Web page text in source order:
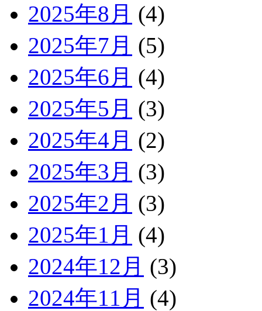
2025年8月 (4)
2025年7月 (5)
2025年6月 (4)
2025年5月 (3)
2025年4月 (2)
2025年3月 (3)
2025年2月 (3)
2025年1月 (4)
2024年12月 (3)
2024年11月 (4)